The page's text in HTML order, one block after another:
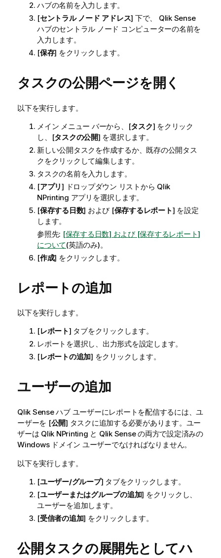
ハブの名前を入力します。
[セントラル ノード アドレス] 下で、 Qlik Sense
ハブのセントラル ノード コンピューターの名前を
入力します。
[保存] をクリックします。
タスクの公開ページを開く
以下を実行します。
メイン メニュー バーから、[タスク] をクリック
し、[タスクの公開] を選択します。
新しい公開タスクを作成するか、既存の公開タス
クをクリックして編集します。
タスクの名前を入力します。
[アプリ] ドロップダウン リストから Qlik
NPrinting アプリを選択します。
[保存する日数] および [保存するレポート] を設定
します。
参照先: [保存する日数] および [保存するレポート]
について(英語のみ)。
[作成] をクリックします。
レポートの追加
以下を実行します。
[レポート] タブをクリックします。
レポートを選択し、出力形式を設定します。
[レポートの追加] をクリックします。
ユーザーの追加
Qlik Senseハブ ユーザーにレポートを配信するには、ユ
ーザーを [公開] タスクに追加する必要があります。ユー
ザーは Qlik NPrinting と Qlik Senseの両方で設定済みの
Windows ドメイン ユーザーでなければなりません。
以下を実行します。
[ユーザー/グループ] タブをクリックします。
[ユーザーまたはグループの追加] をクリックし、
ユーザーを追加します。
[受信者の追加] をクリックします。
公開タスクの展開先としてハ